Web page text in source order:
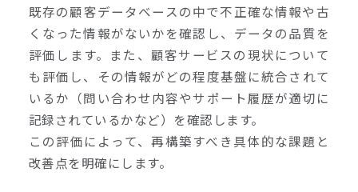
既存の顧客データベースの中で不正確な情報や古
くなった情報がないかを確認し、データの品質を
評価します。また、顧客サービスの現状について
も評価し、その情報がどの程度基盤に統合されて
いるか（問い合わせ内容やサポート履歴が適切に
記録されているかなど）を確認します。
この評価によって、再構築すべき具体的な課題と
改善点を明確にします。